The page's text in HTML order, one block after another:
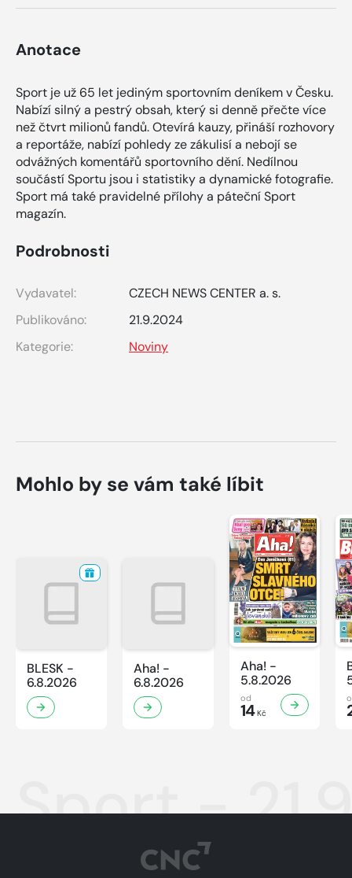
Anotace
Sport je už 65 let jediným sportovním deníkem v Česku.
Nabízí silný a pestrý obsah, který si denně přečte více
než čtvrt milionů fandů. Otevírá kauzy, přináší rozhovory
a reportáže, nabízí pohledy ze zákulisí a nebojí se
odvážných komentářů sportovního dění. Nedílnou
součástí Sportu jsou i statistiky a dynamické fotografie.
Sport má také pravidelné přílohy a páteční Sport
magazín.
Podrobnosti
Vydavatel:
CZECH NEWS CENTER a. s.
Publikováno:
21.9.2024
Kategorie:
Noviny
Mohlo by se vám také líbit
BLESK -
6.8.2026
Aha! -
6.8.2026
Aha! -
5.8.2026
od
14Kč
Sport -